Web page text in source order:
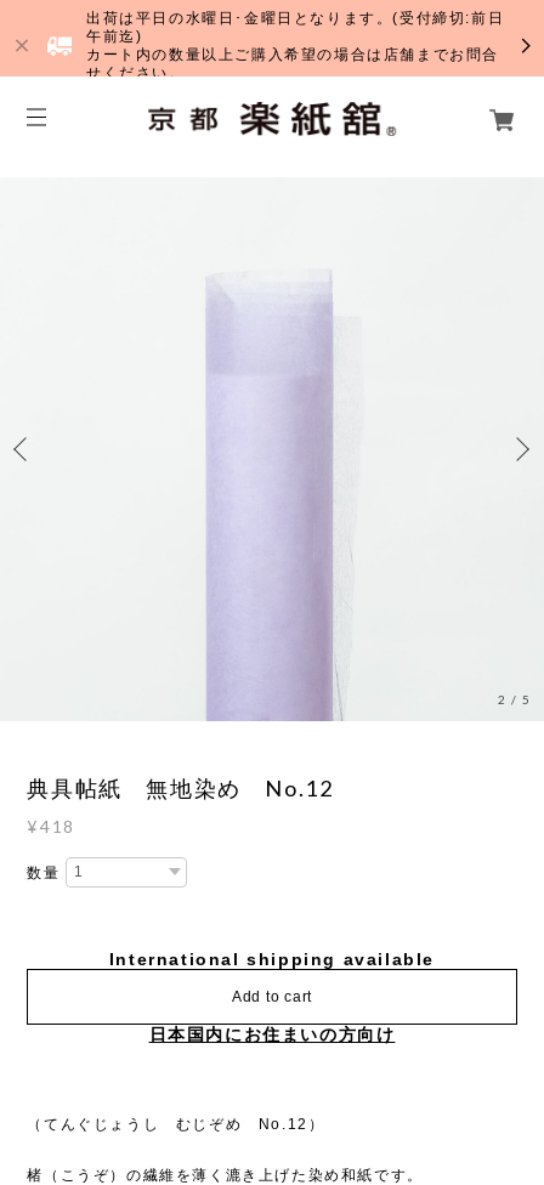
出荷は平日の水曜日･金曜日となります。(受付締切:前日
午前迄)
カート内の数量以上ご購入希望の場合は店舗までお問合
せください。
3 /5
典具帖紙 無地染め No.12
¥418
数量
International shipping available
Add to cart
日本国内にお住まいの方向け
（てんぐじょうし むじぞめ No.12）
楮（こうぞ）の繊維を薄く漉き上げた染め和紙です。